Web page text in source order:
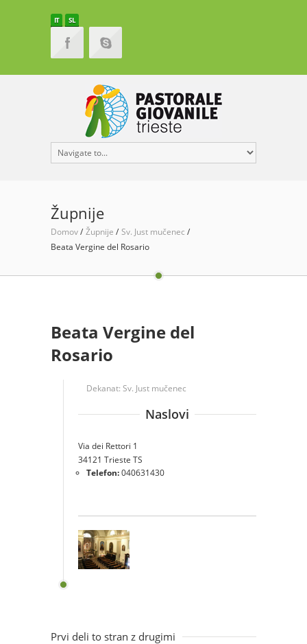
IT SL
Župnije
Domov Župnije
Sv. Just mučenec
Beata Vergine del Rosario
Beata Vergine del
Rosario
Dekanat: Sv. Just mučenec
Naslovi
Via dei Rettori 1
34121 Trieste TS
Telefon:040631430
Prvi deli to stran z drugimi